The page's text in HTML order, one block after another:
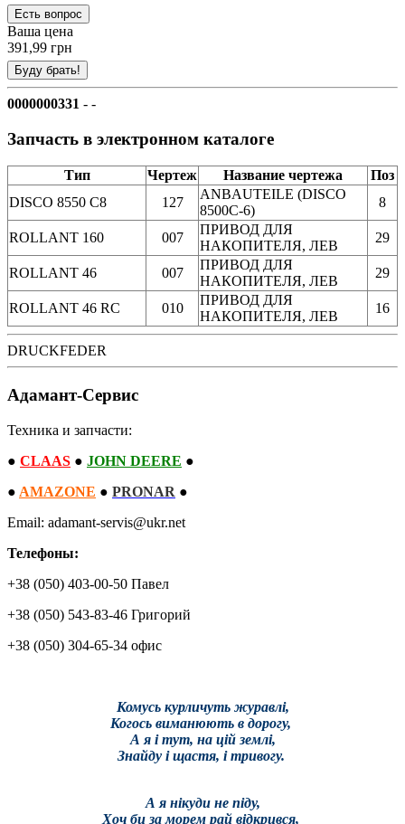
Ваша цена
391,99 грн
0000000331 - -
Запчасть в электронном каталоге
Тип Чертеж Название чертежа
Поз
DISCO 8550 C8
127
ANBAUTEILE (DISCO
8500C-6)
8
ROLLANT 160 007
ПРИВОД ДЛЯ
НАКОПИТЕЛЯ, ЛЕВ
29
ROLLANT 46 007
ПРИВОД ДЛЯ
НАКОПИТЕЛЯ, ЛЕВ
29
ROLLANT 46 RC 010
ПРИВОД ДЛЯ
НАКОПИТЕЛЯ, ЛЕВ
16
DRUCKFEDER
Адамант-Сервис
Техника и запчасти:
● CLAAS ● JOHN DEERE ●
● AMAZONE ● PRONAR ●
Email: adamant-servis@ukr.net
Телефоны:
+38 (050) 403-00-50 Павел
+38 (050) 543-83-46 Григорий
+38 (050) 304-65-34 офис
Комусь курличуть журавлі,
Когось виманюють в дорогу,
А я і тут, на цій землі,
Знайду і щастя, і тривогу.
А я нікуди не піду,
Хоч би за морем рай відкрився,